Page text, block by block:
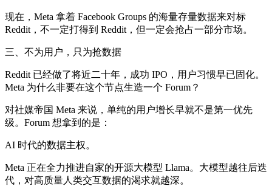
现在，Meta 拿着 Facebook Groups 的海量存量数据来对标
Reddit，不一定打得到 Reddit，但一定会抢占一部分市场。
三、不为用户，只为抢数据
Reddit 已经做了将近二十年，成功 IPO，用户习惯早已固化。
Meta 为什么非要在这个节点生造一个 Forum？
对社媒帝国 Meta 来说，单纯的用户增长早就不是第一优先
级。Forum 想拿到的是：
AI 时代的数据主权。
Meta 正在全力推进自家的开源大模型 Llama。大模型越往后迭
代，对高质量人类交互数据的渴求就越深。